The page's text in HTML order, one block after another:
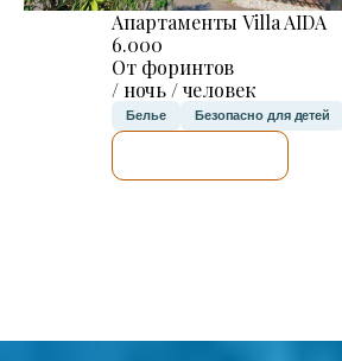
Апартаменты Villa AIDA
6.000
От форинтов
/ ночь / человек
Белье Безопасно для детей